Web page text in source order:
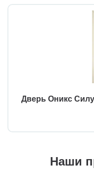
Дверь Оникс
Наши